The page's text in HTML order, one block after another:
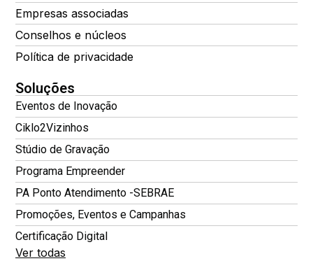
Empresas associadas
Conselhos e núcleos
Política de privacidade
Soluções
Eventos de Inovação
Ciklo2Vizinhos
Stúdio de Gravação
Programa Empreender
PA Ponto Atendimento -SEBRAE
Promoções, Eventos e Campanhas
Certificação Digital
Ver todas